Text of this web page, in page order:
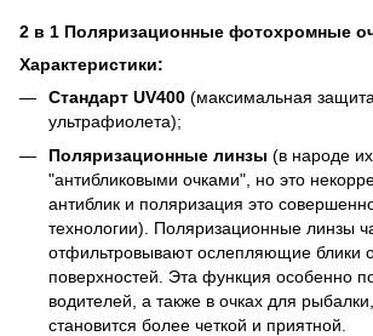
2 в 1 Поляризационные фотохромные
Характеристики:
Стандарт UV400 (максимальная
ультрафиолета);
Поляризационные линзы (в народе
"антибликовыми очками", но это
антиблик и поляризация это
технологии). Поляризационные линзы
отфильтровывают ослепляющие блики
поверхностей. Эта функция особенно
водителей, а также в очках для рыбалки,
становится более четкой и приятной.